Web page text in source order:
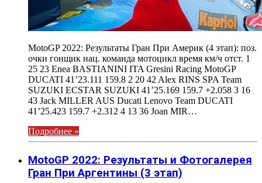
MotoGP 2022: Результаты Гран При Америк (4 этап): поз.
очки гонщик нац. команда мотоцикл время км/ч отст. 1
25 23 Enea BASTIANINI ITA Gresini Racing MotoGP
DUCATI 41’23.111 159.8 2 20 42 Alex RINS SPA Team
SUZUKI ECSTAR SUZUKI 41’25.169 159.7 +2.058 3 16
43 Jack MILLER AUS Ducati Lenovo Team DUCATI
41’25.423 159.7 +2.312 4 13 36 Joan MIR…
Подробнее »
MotoGP 2022: Результаты и Фотогалерея
Гран При Аргентины (3 этап)